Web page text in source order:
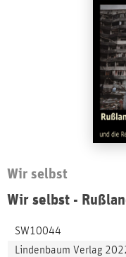
Wir selbst
Wir selbst -
SW10044
Lindenbaum Verlag